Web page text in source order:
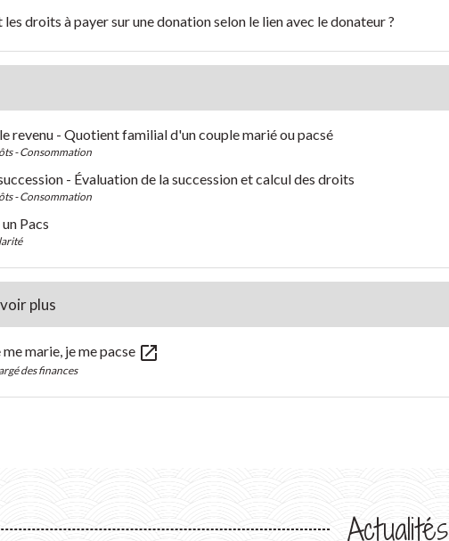
les droits à payer sur une donation selon le lien avec le donateur ?
revenu - Quotient familial d'un couple marié ou pacsé
- Consommation
- Évaluation de la succession et calcul des droits
- Consommation
Pacs
plus
marie, je me pacse open_in_new
des finances
Actualités